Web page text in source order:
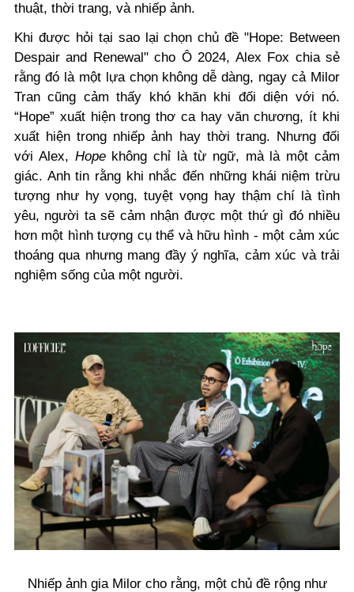
thuật, thời trang, và nhiếp ảnh.
Khi được hỏi tại sao lại chọn chủ đề "Hope: Between
Despair and Renewal" cho Ô 2024, Alex Fox chia sẻ
rằng đó là một lựa chọn không dễ dàng, ngay cả Milor
Tran cũng cảm thấy khó khăn khi đối diện với nó.
“Hope” xuất hiện trong thơ ca hay văn chương, ít khi
xuất hiện trong nhiếp ảnh hay thời trang. Nhưng đối
với Alex, Hope không chỉ là từ ngữ, mà là một cảm
giác. Anh tin rằng khi nhắc đến những khái niệm trừu
tượng như hy vọng, tuyệt vọng hay thậm chí là tình
yêu, người ta sẽ cảm nhận được một thứ gì đó nhiều
hơn một hình tượng cụ thể và hữu hình - một cảm xúc
thoáng qua nhưng mang đầy ý nghĩa, cảm xúc và trải
nghiệm sống của một người.
Nhiếp ảnh gia Milor cho rằng, một chủ đề rộng như